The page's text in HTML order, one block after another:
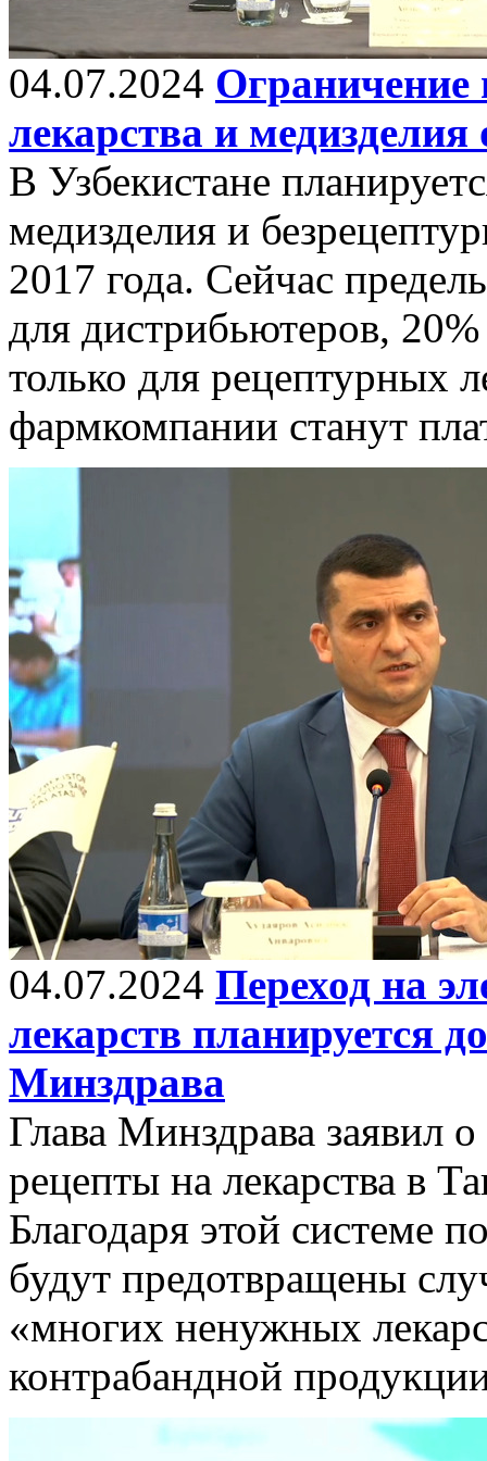
04.07.2024 Ограничение
лекарства и медизделия
В Узбекистане
медизделия и
2017 года. Сейчас
для дистрибьютеров,
только для рецептурных
фармкомпании станут
04.07.2024 Переход на
лекарств планируется
Минздрава
Глава Минздрава заявил
рецепты на лекарства в
Благодаря этой системе
будут предотвращены
«многих ненужных
контрабандной